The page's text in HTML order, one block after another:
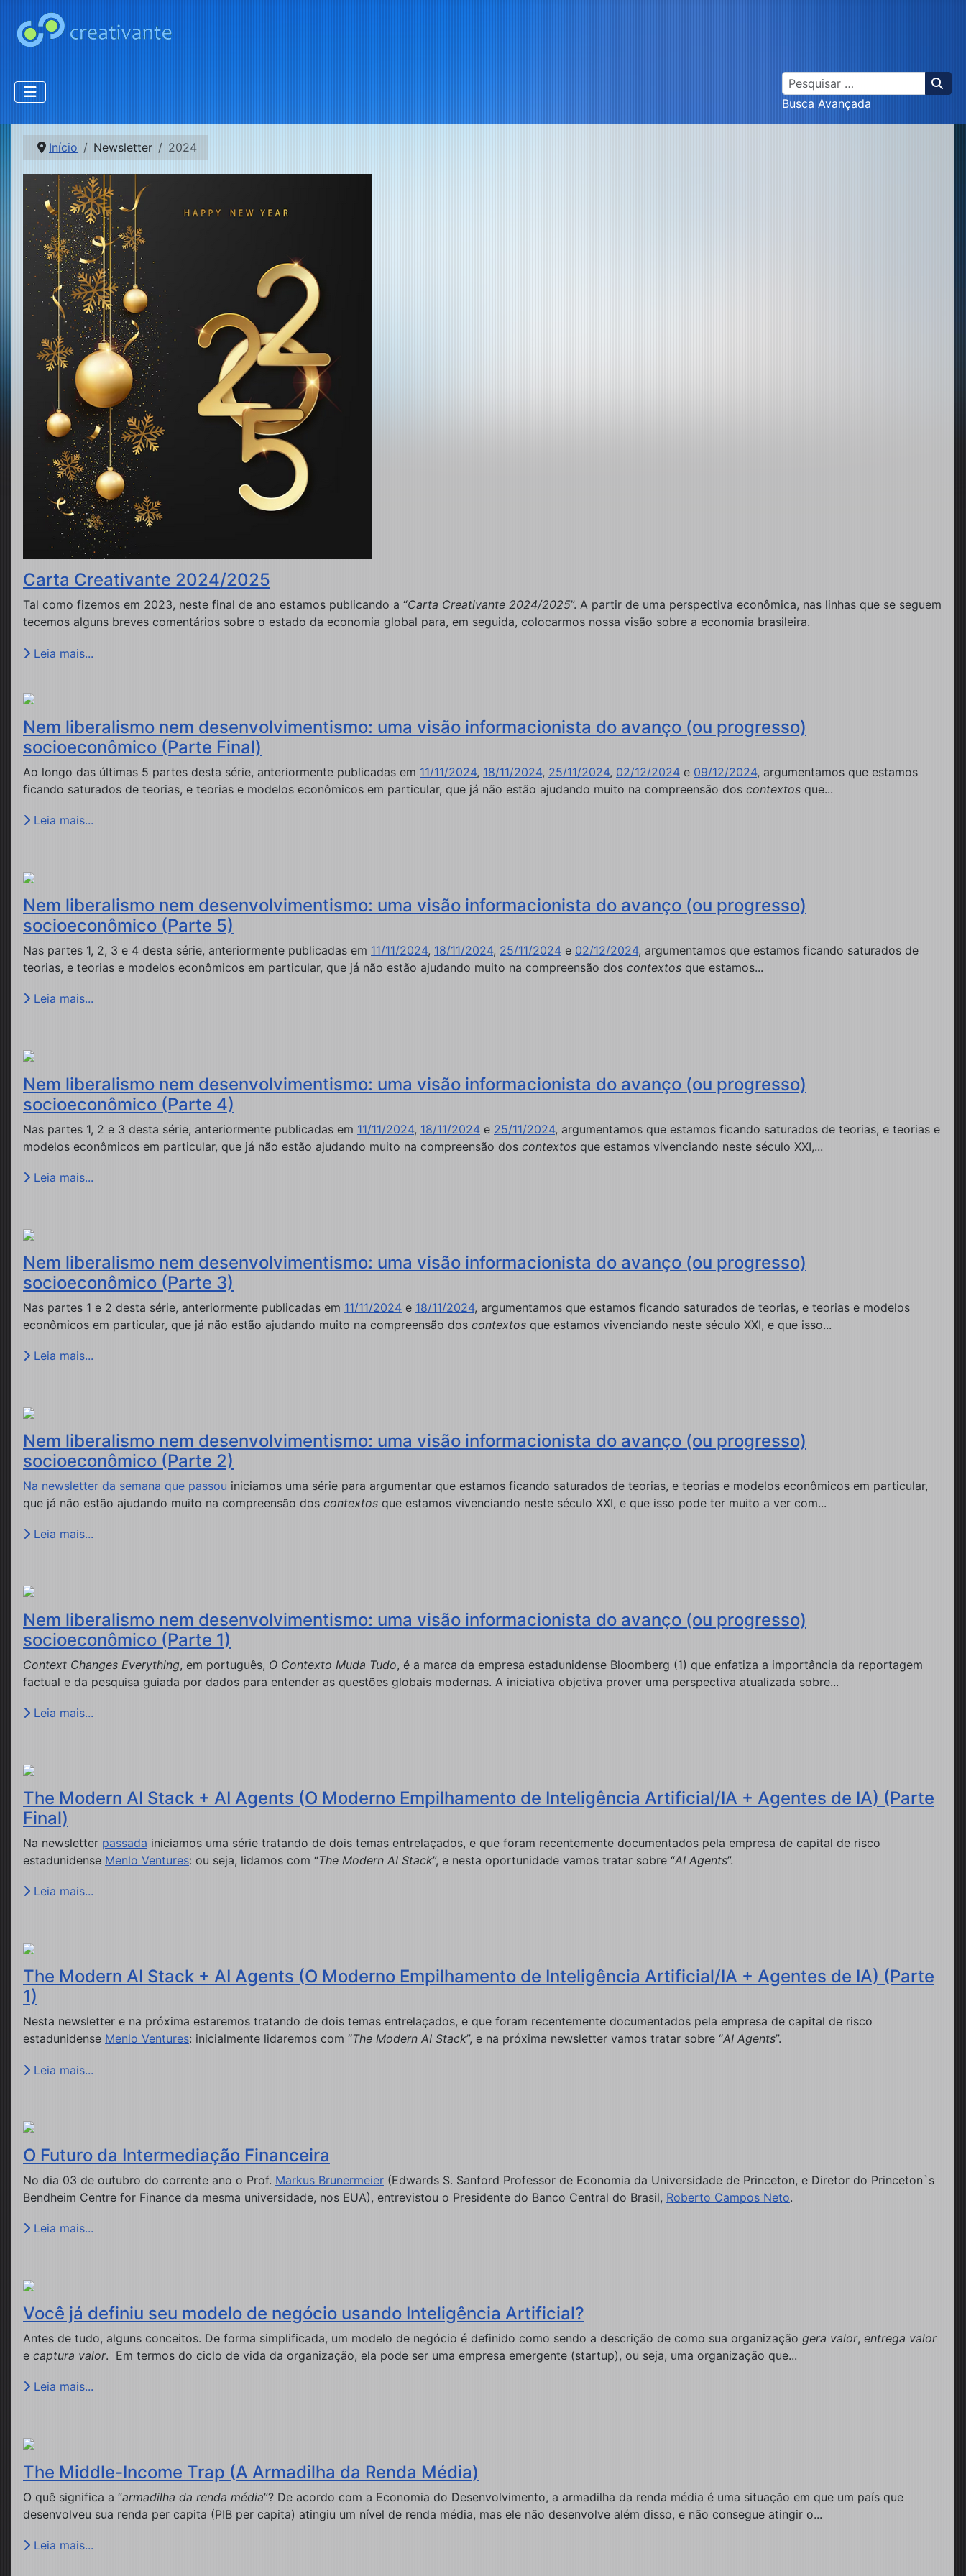
Busca
Busca Avançada
Início Newsletter 2024
Carta Creativante 2024/2025
Tal como fizemos em 2023, neste final de ano estamos publicando a “Carta Creativante 2024/2025”. A partir de uma perspectiva econômica, nas linhas que se seguem
tecemos alguns breves comentários sobre o estado da economia global para, em seguida, colocarmos nossa visão sobre a economia brasileira.
Leia mais...
Nem liberalismo nem desenvolvimentismo: uma visão informacionista do avanço (ou progresso)
socioeconômico (Parte Final)
Ao longo das últimas 5 partes desta série, anteriormente publicadas em 11/11/2024, 18/11/2024, 25/11/2024, 02/12/2024 e 09/12/2024, argumentamos que estamos
ficando saturados de teorias, e teorias e modelos econômicos em particular, que já não estão ajudando muito na compreensão dos contextos que...
Leia mais...
Nem liberalismo nem desenvolvimentismo: uma visão informacionista do avanço (ou progresso)
socioeconômico (Parte 5)
Nas partes 1, 2, 3 e 4 desta série, anteriormente publicadas em 11/11/2024, 18/11/2024, 25/11/2024 e 02/12/2024, argumentamos que estamos ficando saturados de
teorias, e teorias e modelos econômicos em particular, que já não estão ajudando muito na compreensão dos contextos que estamos...
Leia mais...
Nem liberalismo nem desenvolvimentismo: uma visão informacionista do avanço (ou progresso)
socioeconômico (Parte 4)
Nas partes 1, 2 e 3 desta série, anteriormente publicadas em 11/11/2024, 18/11/2024 e 25/11/2024, argumentamos que estamos ficando saturados de teorias, e teorias e
modelos econômicos em particular, que já não estão ajudando muito na compreensão dos contextos que estamos vivenciando neste século XXI,...
Leia mais...
Nem liberalismo nem desenvolvimentismo: uma visão informacionista do avanço (ou progresso)
socioeconômico (Parte 3)
Nas partes 1 e 2 desta série, anteriormente publicadas em 11/11/2024 e 18/11/2024, argumentamos que estamos ficando saturados de teorias, e teorias e modelos
econômicos em particular, que já não estão ajudando muito na compreensão dos contextos que estamos vivenciando neste século XXI, e que isso...
Leia mais...
Nem liberalismo nem desenvolvimentismo: uma visão informacionista do avanço (ou progresso)
socioeconômico (Parte 2)
Na newsletter da semana que passou iniciamos uma série para argumentar que estamos ficando saturados de teorias, e teorias e modelos econômicos em particular,
que já não estão ajudando muito na compreensão dos contextos que estamos vivenciando neste século XXI, e que isso pode ter muito a ver com...
Leia mais...
Nem liberalismo nem desenvolvimentismo: uma visão informacionista do avanço (ou progresso)
socioeconômico (Parte 1)
Context Changes Everything, em português, O Contexto Muda Tudo, é a marca da empresa estadunidense Bloomberg (1) que enfatiza a importância da reportagem
factual e da pesquisa guiada por dados para entender as questões globais modernas. A iniciativa objetiva prover uma perspectiva atualizada sobre...
Leia mais...
The Modern AI Stack + AI Agents (O Moderno Empilhamento de Inteligência Artificial/IA + Agentes de IA) (Parte
Final)
Na newsletter passada iniciamos uma série tratando de dois temas entrelaçados, e que foram recentemente documentados pela empresa de capital de risco
estadunidense Menlo Ventures: ou seja, lidamos com “The Modern AI Stack”, e nesta oportunidade vamos tratar sobre “AI Agents”.
Leia mais...
The Modern AI Stack + AI Agents (O Moderno Empilhamento de Inteligência Artificial/IA + Agentes de IA) (Parte
1)
Nesta newsletter e na próxima estaremos tratando de dois temas entrelaçados, e que foram recentemente documentados pela empresa de capital de risco
estadunidense Menlo Ventures: inicialmente lidaremos com “The Modern AI Stack”, e na próxima newsletter vamos tratar sobre “AI Agents”.
Leia mais...
O Futuro da Intermediação Financeira
No dia 03 de outubro do corrente ano o Prof. Markus Brunermeier (Edwards S. Sanford Professor de Economia da Universidade de Princeton, e Diretor do Princeton`s
Bendheim Centre for Finance da mesma universidade, nos EUA), entrevistou o Presidente do Banco Central do Brasil, Roberto Campos Neto.
Leia mais...
Você já definiu seu modelo de negócio usando Inteligência Artificial?
Antes de tudo, alguns conceitos. De forma simplificada, um modelo de negócio é definido como sendo a descrição de como sua organização gera valor, entrega valor
e captura valor. Em termos do ciclo de vida da organização, ela pode ser uma empresa emergente (startup), ou seja, uma organização que...
Leia mais...
The Middle-Income Trap (A Armadilha da Renda Média)
O quê significa a “armadilha da renda média”? De acordo com a Economia do Desenvolvimento, a armadilha da renda média é uma situação em que um país que
desenvolveu sua renda per capita (PIB per capita) atingiu um nível de renda média, mas ele não desenvolve além disso, e não consegue atingir o...
Leia mais...